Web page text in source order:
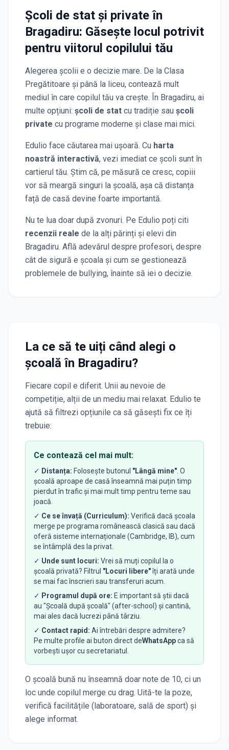
Școli de stat și privateîn
Bragadiru: Găsește locul potrivit
pentru viitorul copilului tău
Alegerea școlii e o decizie mare. De la Clasa
Pregătitoare și până la liceu, contează mult
mediul în care copilul tău va crește. În Bragadiru, ai
multe opțiuni: școli de stat cu tradiție sau școli
private cu programe moderne și clase mai mici.
Edulio face căutarea mai ușoară. Cu harta
noastră interactivă, vezi imediat ce școli sunt în
cartierul tău. Știm că, pe măsură ce cresc, copiii
vor să meargă singuri la școală, așa că distanța
față de casă devine foarte importantă.
Nu te lua doar după zvonuri. Pe Edulio poți citi
recenzii reale de la alți părinți și elevi din
Bragadiru. Află adevărul despre profesori, despre
cât de sigură e școala și cum se gestionează
problemele de bullying, înainte să iei o decizie.
La ce să te uiți când alegi o
școalăîn Bragadiru?
Fiecare copil e diferit. Unii au nevoie de
competiție, alții de un mediu mai relaxat. Edulio te
ajută să filtrezi opțiunile ca să găsești fix ce îți
trebuie:
Ce contează cel mai mult:
✓ Distanța: Folosește butonul "Lângă mine" . O
școală aproape de casă înseamnă mai puțin timp
pierdut în trafic și mai mult timp pentru teme sau
joacă.
✓ Ce se învață (Curriculum): Verifică dacă școala
merge pe programa românească clasică sau dacă
oferă sisteme internaționale (Cambridge, IB), cum
se întâmplă des la privat.
✓ Unde sunt locuri: Vrei să muți copilul la o
școală privată? Filtrul "Locuri libere"îți arată unde
se mai fac înscrieri sau transferuri acum.
✓ Programul după ore: E important să știi dacă
au "Școală după școală" (after-school) și cantină,
mai ales dacă lucrezi până târziu.
✓ Contact rapid: Ai întrebări despre admitere?
Pe multe profile ai buton direct deWhatsAppca să
vorbești ușor cu secretariatul.
O școală bună nu înseamnă doar note de 10, ci un
loc unde copilul merge cu drag. Uită-te la poze,
verifică facilitățile (laboratoare, sală de sport) și
alege informat.